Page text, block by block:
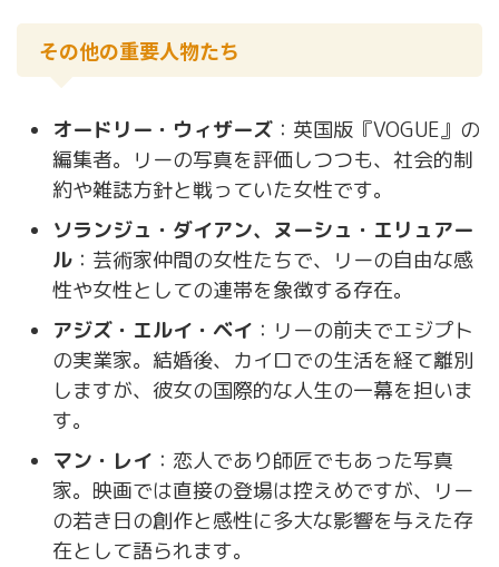
その他の重要人物たち
オードリー・ウィザーズ ：英国版『VOGUE』の
編集者。リーの写真を評価しつつも、社会的制
約や雑誌方針と戦っていた女性です。
ソランジュ・ダイアン、ヌーシュ・エリュアー
ル ：芸術家仲間の女性たちで、リーの自由な感
性や女性としての連帯を象徴する存在。
アジズ・エルイ・ベイ ：リーの前夫でエジプト
の実業家。結婚後、カイロでの生活を経て離別
しますが、彼女の国際的な人生の一幕を担いま
す。
マン・レイ ：恋人であり師匠でもあった写真
家。映画では直接の登場は控えめですが、リー
の若き日の創作と感性に多大な影響を与えた存
在として語られます。